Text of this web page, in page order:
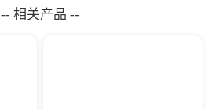
-- 相关产品 --